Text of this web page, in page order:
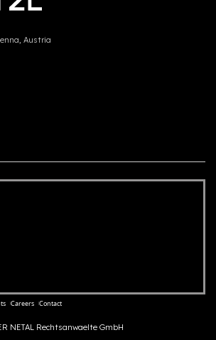
Austria
Careers Contact
NETAL Rechtsanwaelte GmbH